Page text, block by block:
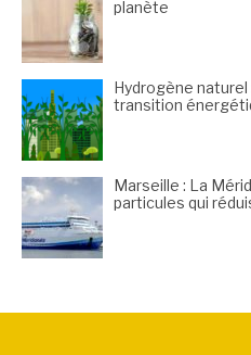
planète
Hydrogène naturel
transition
Marseille : La
particules qui